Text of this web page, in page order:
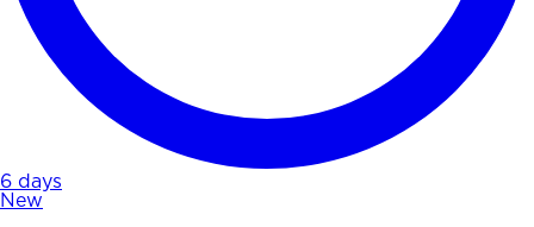
6 days
New